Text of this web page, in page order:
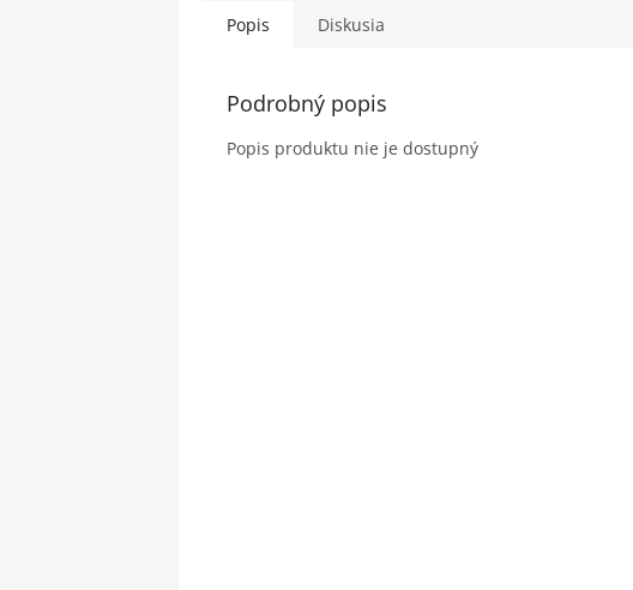
Popis Diskusia
Podrobný popis
Popis produktu nie je dostupný